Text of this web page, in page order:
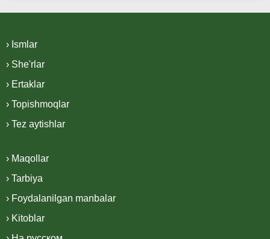
› Ismlar
› She'rlar
› Ertaklar
› Topishmoqlar
› Tez aytishlar
› Maqollar
› Tarbiya
› Foydalanilgan manbalar
› Kitoblar